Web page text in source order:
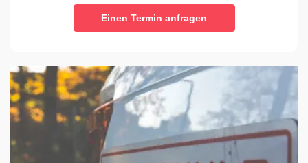
Einen Termin anfragen